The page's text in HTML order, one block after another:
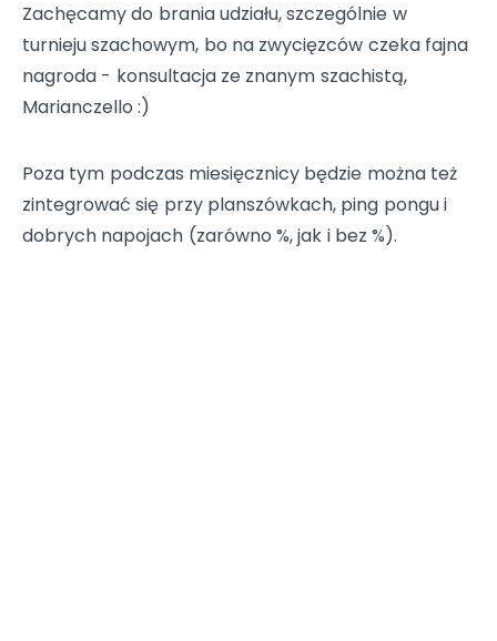
Zachęcamy do brania udziału, szczególnie w
turnieju szachowym, bo na zwycięzców czeka fajna
nagroda - konsultacja ze znanym szachistą,
Marianczello :)
Poza tym podczas miesięcznicy będzie można też
zintegrować się przy planszówkach, ping pongu i
dobrych napojach (zarówno %, jak i bez %).